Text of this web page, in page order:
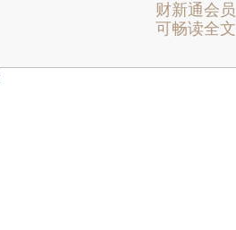
财新通会员
可畅读全文